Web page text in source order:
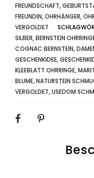
FREUNDSCHAFT,
FREUNDIN,OHRHÄNGER,
VERGOLDET
SILBER,BERNSTEIN
COGNAC BERNSTEIN,
GESCHENKIDEE,
KLEEBLATT OHRRINGE,
BLUME,NATURSTEIN
VERGOLDET,USEDOM
SHARE